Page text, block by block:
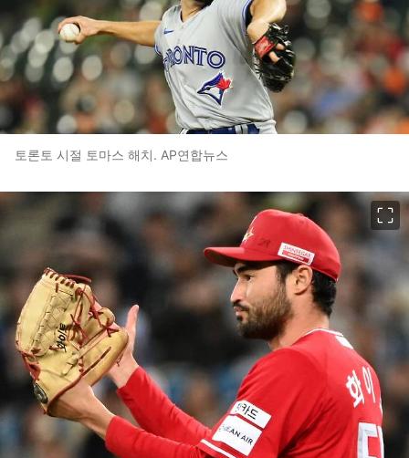
토론토 시절 토마스 해치. AP연합뉴스